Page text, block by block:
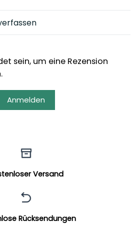
sein, um eine Rezension
Anmelden
Versand
Rücksendungen